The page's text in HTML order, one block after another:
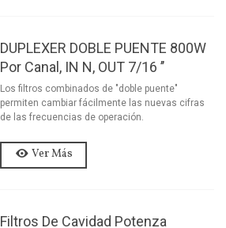
DUPLEXER DOBLE PUENTE 800W
Por Canal, IN N, OUT 7/16 ’’
Los filtros combinados de "doble puente"
permiten cambiar fácilmente las nuevas cifras
de las frecuencias de operación.
Ver Más
Filtros De Cavidad Potenza